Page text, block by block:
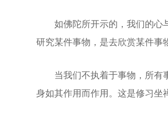
如佛陀所开示的，我们的心
研究某件事物，是去欣赏某件事
当我们不执着于事物，所有
身如其作用而作用。这是修习坐